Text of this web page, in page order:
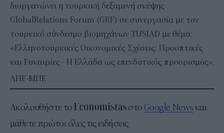
διοργανώνει η τουρκική δεξαμενή σκέψης
GlobalRelations Forum (GRF) σε συνεργασία με τον
τουρκικό σύνδεσμο βιομηχάνων TUSIAD με θέμα:
«Ελληνοτουρκικές Οικονομικές Σχέσεις: Προοπτικές
και Ευκαιρίες - Η Ελλάδα ως επενδυτικός προορισμός».
ΑΠΕ-ΜΠΕ
Ακολουθήστε το στο Google Newsκαι
μάθετε πρώτοι όλες τις ειδήσεις